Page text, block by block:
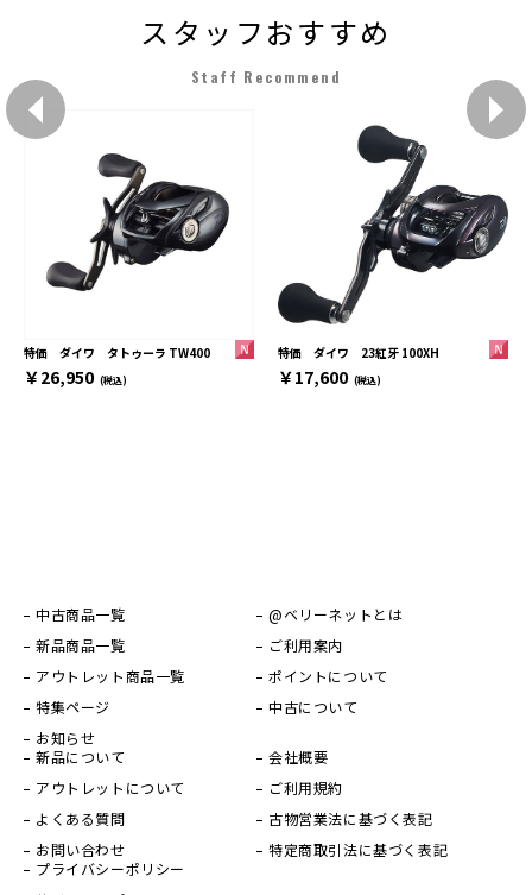
スタッフおすすめ
Staff Recommend
特価 ダイワ タトゥーラ TW400
￥26,950 (税込)
特価 ダイワ 23紅牙 100XH
￥17,600 (税込)
中古商品一覧
新品商品一覧
アウトレット商品一覧
特集ページ
お知らせ
@ベリーネットとは
ご利用案内
ポイントについて
中古について
新品について
アウトレットについて
よくある質問
お問い合わせ
会社概要
ご利用規約
古物営業法に基づく表記
特定商取引法に基づく表記
プライバシーポリシー